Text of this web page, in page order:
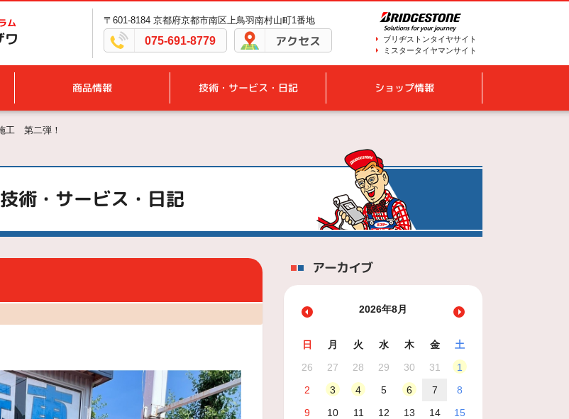
ム
ワ
〒601-8184 京都府京都市南区上鳥羽南村山町1番地
075-691-8779 アクセス
ブリヂストンタイヤサイト
ミスタータイヤマンサイト
商品情報 技術・サービス・日記 ショップ情報
工 第二弾！
技術・サービス・日記
アーカイブ
2026年8月
日 月 火 水 木 金
土
26
27 28 29 30 31
1
2
3 4 5 6 7
8
9
10 11 12 13 14
15